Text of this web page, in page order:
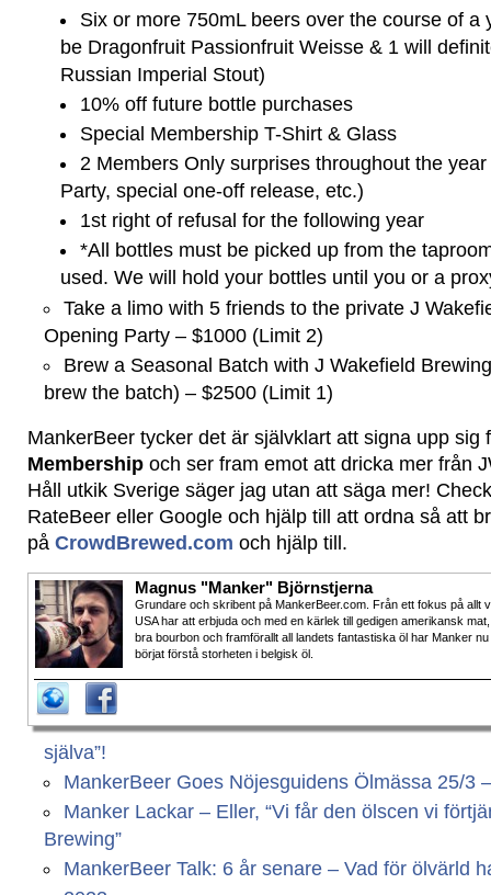
Six or more 750mL beers over the course of a
be Dragonfruit Passionfruit Weisse & 1 will
Russian Imperial Stout)
10% off future bottle purchases
Special Membership T-Shirt & Glass
2 Members Only surprises throughout the
Party, special one-off release, etc.)
1st right of refusal for the following year
*All bottles must be picked up from the
used. We will hold your bottles until you or a
Take a limo with 5 friends to the private J
Opening Party – $1000 (Limit 2)
Brew a Seasonal Batch with J Wakefield
brew the batch) – $2500 (Limit 1)
MankerBeer tycker det är självklart att signa upp sig
Membership och ser fram emot att dricka mer från
Håll utkik Sverige säger jag utan att säga mer!
RateBeer eller Google och hjälp till att ordna så att
på CrowdBrewed.com och hjälp till.
Magnus "Manker" Björnstjerna
Grundare och skribent på MankerBeer.com. Från ett fokus på allt
USA har att erbjuda och med en kärlek till gedigen amerikansk mat,
bra bourbon och framförallt all landets fantastiska öl har Manker nu
börjat förstå storheten i belgisk öl.
själva”!
MankerBeer Goes Nöjesguidens Ölmässa 25/3
Manker Lackar – Eller, “Vi får den ölscen vi
Brewing”
MankerBeer Talk: 6 år senare – Vad för ölvärld